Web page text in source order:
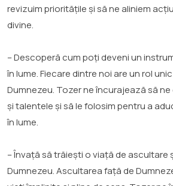
revizuim prioritățile și să ne aliniem
divine.
– Descoperă cum poți deveni un
în lume. Fiecare dintre noi are un rol
Dumnezeu. Tozer ne încurajează să
și talentele și să le folosim pentru a
în lume.
– Învață să trăiești o viață de ascultare
Dumnezeu. Ascultarea față de